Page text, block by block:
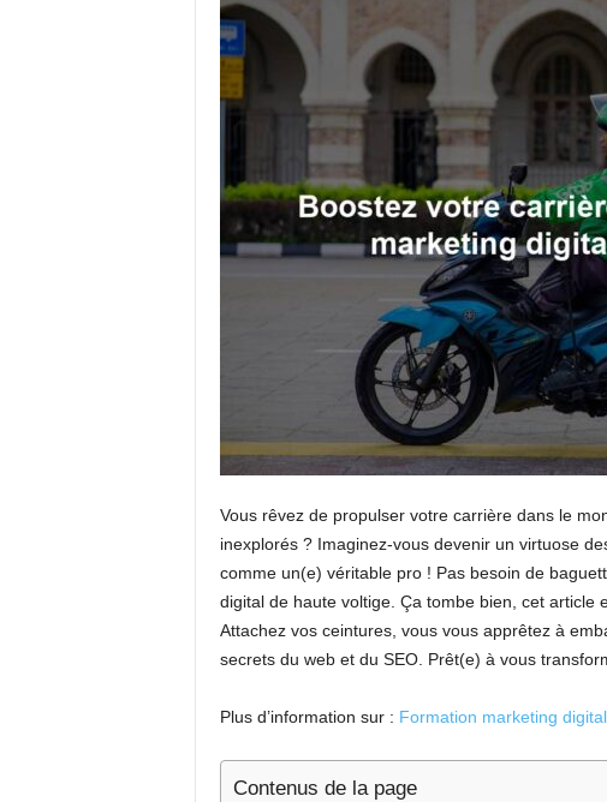
Vous rêvez de propulser votre carrière dans le
inexplorés ? Imaginez-vous devenir un virtuose
comme un(e) véritable pro ! Pas besoin de
digital de haute voltige. Ça tombe bien, cet article
Attachez vos ceintures, vous vous apprêtez à
secrets du web et du SEO. Prêt(e) à vous
Plus d’information sur : Formation marketing digital
Contenus de la page